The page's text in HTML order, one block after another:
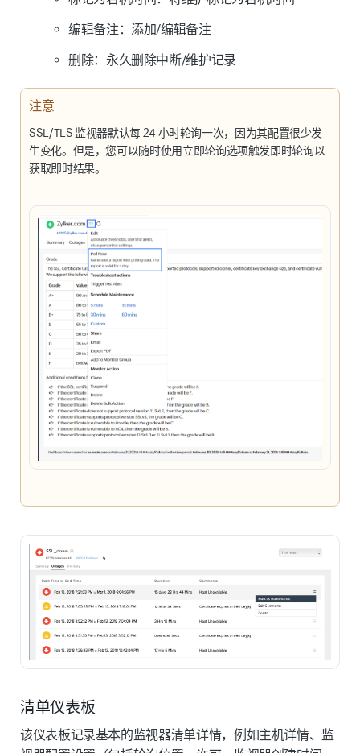
编辑备注 ：添加/编辑备注
删除：永久删除中断/维护记录
注意
SSL/TLS 监视器默认每 24 小时轮询一次，因为其配置很少发
生变化。但是，您可以随时使用立即轮询选项触发即时轮询以
获取即时结果。
清单仪表板
该仪表板记录基本的监视器清单详情，例如主机详情、监